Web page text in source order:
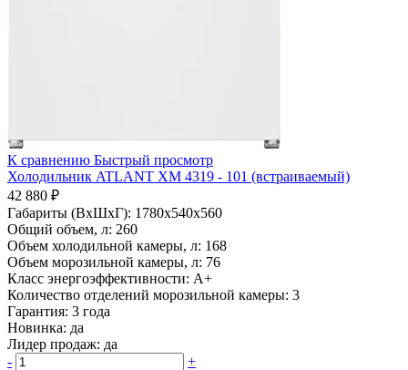
К сравнению Быстрый просмотр
Холодильник ATLANT ХМ 4319 - 101 (встраиваемый)
42 880 ₽
Габариты (ВхШхГ): 1780x540x560
Общий объем, л: 260
Объем холодильной камеры, л: 168
Объем морозильной камеры, л: 76
Класс энергоэффективности: A+
Количество отделений морозильной камеры: 3
Гарантия: 3 года
Новинка: да
Лидер продаж: да
-
+